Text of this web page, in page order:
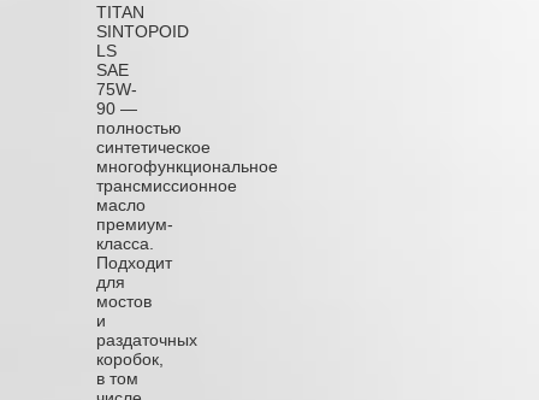
TITAN
SINTOPOID
LS
SAE
75W-
90 —
полностью
синтетическое
многофункциональное
трансмиссионное
масло
премиум-
класса.
Подходит
для
мостов
и
раздаточных
коробок,
в том